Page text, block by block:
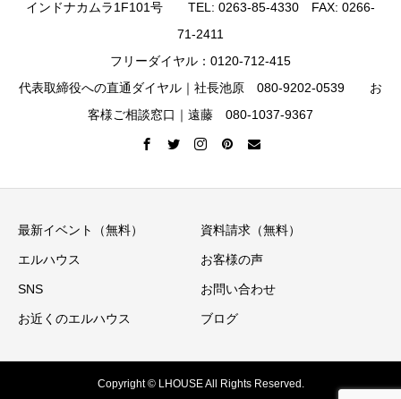
インドナカムラ1F101号 TEL: 0263-85-4330 FAX: 0266-
71-2411
フリーダイヤル：0120-712-415
代表取締役への直通ダイヤル｜社長池原 080-9202-0539 お
客様ご相談窓口｜遠藤 080-1037-9367
最新イベント（無料） 資料請求（無料）
エルハウス お客様の声
SNS お問い合わせ
お近くのエルハウス ブログ
Copyright © LHOUSE All Rights Reserved.